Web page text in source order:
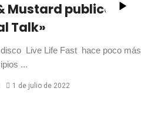
Mustard publican el
Talk»
Live Life Fast hace poco más
...
1 de julio de 2022